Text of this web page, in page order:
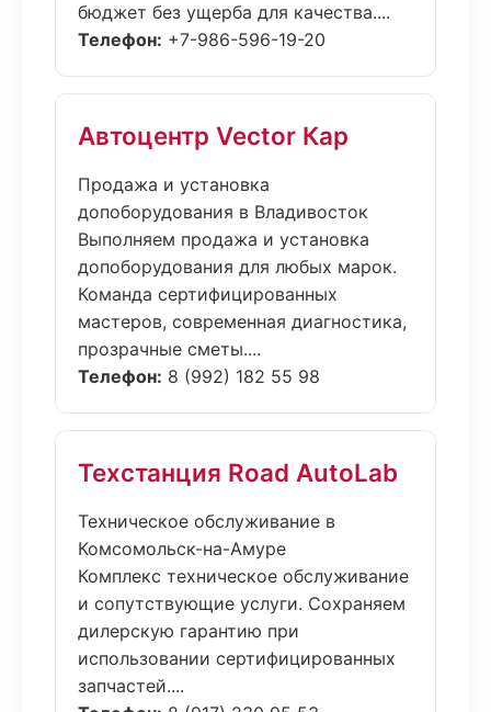
бюджет без ущерба для качества....
Телефон: +7-986-596-19-20
Автоцентр Vector Кар
Продажа и установка
допоборудования в Владивосток
Выполняем продажа и установка
допоборудования для любых марок.
Команда сертифицированных
мастеров, современная диагностика,
прозрачные сметы....
Телефон: 8 (992) 182 55 98
Техстанция Road AutoLab
Техническое обслуживание в
Комсомольск-на-Амуре
Комплекс техническое обслуживание
и сопутствующие услуги. Сохраняем
дилерскую гарантию при
использовании сертифицированных
запчастей....